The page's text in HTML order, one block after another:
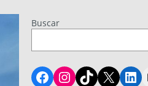
Buscar
Facebook
Instagram
TikTok
X